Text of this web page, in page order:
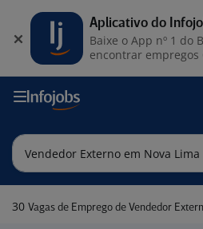
30 Vagas de Emprego de Vendedor Externo
Aplicativo do
Baixe o App nº 1 do
encontrar empregos